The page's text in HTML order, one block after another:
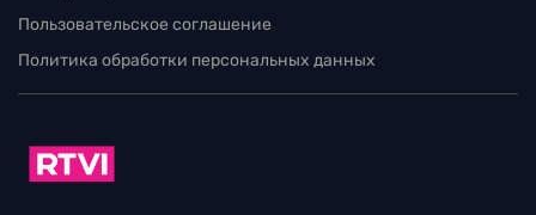
Пользовательское соглашение
Политика обработки персональных данных